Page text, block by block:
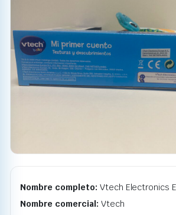
Nombre completo: Vtech Electronics
Nombre comercial: Vtech